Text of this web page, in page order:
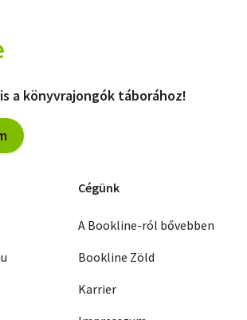
a könyvrajongók táborához!
Cégünk
A Bookline-ról bővebben
Bookline Zöld
Karrier